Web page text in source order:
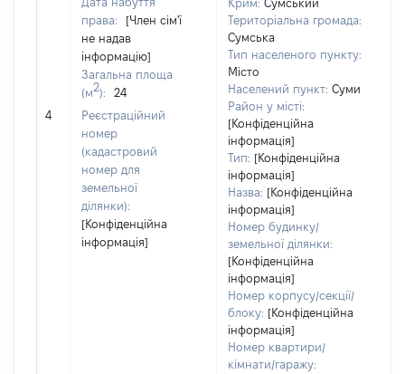
4
права:
[Член сім'ї
не надав
інформацію]
Загальна площа
(м2):
24
Реєстраційний
номер
(кадастровий
номер для
земельної
ділянки):
[Конфіденційна
інформація]
Крим: Сумський
Територіальна громада:
Сумська
Тип населеного пункту:
Місто
Населений пункт: Суми
Район у місті:
[Конфіденційна
інформація]
Тип: [Конфіденційна
інформація]
Назва: [Конфіденційна
інформація]
Номер будинку/
земельної ділянки:
[Конфіденційна
інформація]
Номер корпусу/секції/
блоку: [Конфіденційна
інформація]
Номер квартири/
кімнати/гаражу: